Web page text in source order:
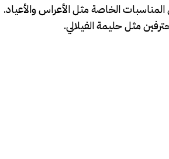
الخاصة مثل الأعراس والأعياد.
مثل حليمة الفيلالي.